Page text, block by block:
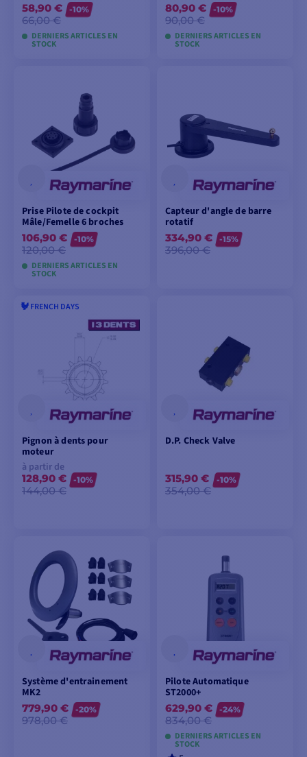
58,90 €
66,00 €
-10%
DERNIERS ARTICLES EN
STOCK
PANIER
80,90 €
90,00 €
-10%
DERNIERS ARTICLES EN
STOCK
Prise Pilote de cockpit
Mâle/Femelle 6 broches
106,90 €
120,00 €
-10%
DERNIERS ARTICLES EN
STOCK
AJOUTER AU
PANIER
Capteur d'angle de barre
rotatif
334,90 €
396,00 €
-15%
🐓 FRENCH DAYS
Pignon à dents pour
moteur
à partir de
128,90 €
144,00 €
-10%
VOIR LES MODÈLES
D.P. Check Valve
315,90 €
354,00 €
-10%
AJOUTER AU
PANIER
Système d'entrainement
MK2
779,90 €
978,00 €
-20%
Pilote Automatique
ST2000+
629,90 €
834,00 €
-24%
DERNIERS ARTICLES EN
STOCK